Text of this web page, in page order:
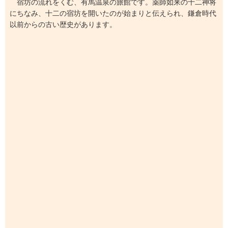
宿坊の流れをくむ、有馬温泉の旅館です。薬師如来の十二神将
にちなみ、十二の宿坊を開いたのが始まりと伝えられ、鎌倉時代
以前からの古い歴史があります。